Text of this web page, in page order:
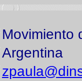
Movimiento
Argentina